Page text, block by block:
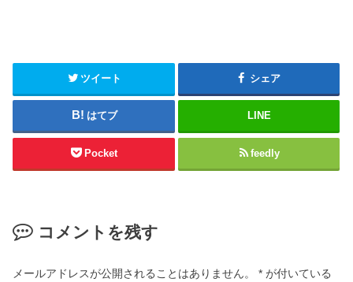
ツイート シェア
はてブ LINE
Pocket feedly
コメントを残す
メールアドレスが公開されることはありません。 * が付いている